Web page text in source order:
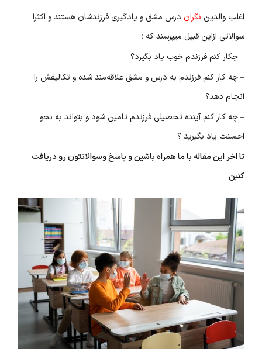
اغلب والدین نگران درس مشق و یادگیری فرزندشان هستند و اکثرا
سوالاتی ازاین قبیل ‌میپرسند که ؛
– چکار کنم فرزندم خوب یاد بگیرد؟
– چه کار کنم فرزندم به درس‌ و مشق علاقه‌مند شده و تکالیفش را
انجام دهد؟
– چه کار کنم آینده تحصیلی فرزندم تامین شود و بتواند به‌ نحو
احسنت یاد بگیرید ؟
تا اخر این مقاله با ما همراه باشین و پاسخ وسوالاتتون رو دریافت
کنین